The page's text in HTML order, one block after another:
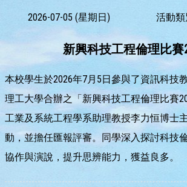
2026-07-05 (星期日) 活動
新興科技工程倫理比賽
本校學生於2026年7月5日參與了資訊科技
理工大學合辦之「新興科技工程倫理比賽
工業及系統工程學系助理教授李力恒博士
動，並擔任匯報評審。同學深入探討科技
協作與演說，提升思辨能力，獲益良多。